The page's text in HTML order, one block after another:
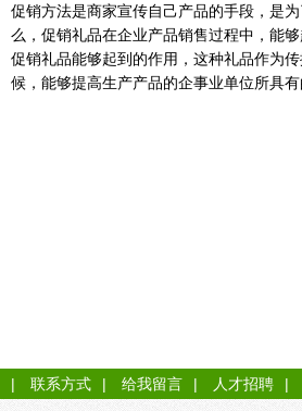
促销方法是商家宣传自己产品的手段，是
么，促销礼品在企业产品销售过程中，能
促销礼品能够起到的作用，这种礼品作为
候，能够提高生产产品的企事业单位所具有
| 联系方式 | 给我留言 | 人才招聘 |